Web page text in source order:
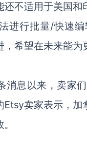
还不适用于美国
进行批量/快速
希望在未来能为
消息以来，卖家
Etsy卖家表示，